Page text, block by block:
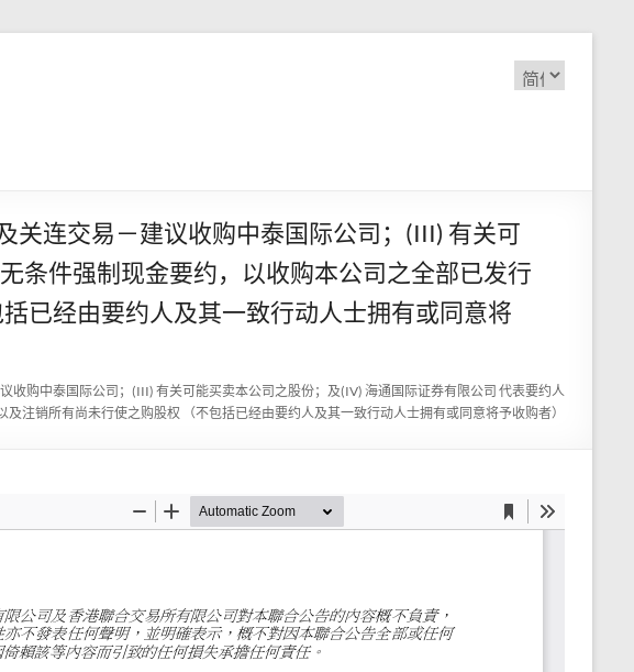
选
择
关连交易－建议收购中泰国际公司；(III) 有关可
条件强制现金要约，以收购本公司之全部已发行
已经由要约人及其一致行动人士拥有或同意将
购中泰国际公司；(III) 有关可能买卖本公司之股份；及(IV) 海通国际证券有限公司 代表要约人
注销所有尚未行使之购股权 （不包括已经由要约人及其一致行动人士拥有或同意将予收购者）